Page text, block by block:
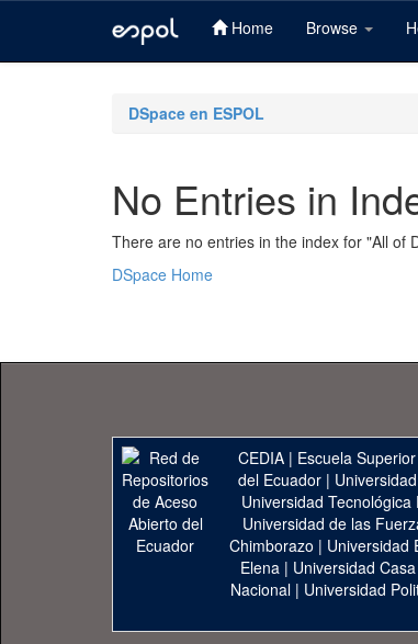
Home Browse
DSpace en ESPOL
No Entries in
There are no entries in the index for "All of
DSpace Home
CEDIA | Escuela
del Ecuador|
Universidad Tecnológica
Universidad de las
Chimborazo | Universidad
Elena | Universidad
Nacional | Universidad